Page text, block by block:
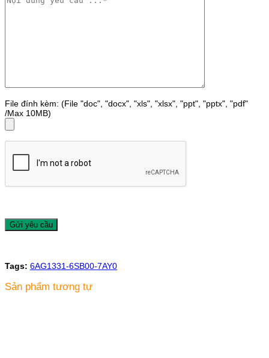
File đính kèm: (File "doc", "docx", "xls", "xlsx", "ppt", "pptx", "pdf"
/Max 10MB)
Tags: 6AG1331-6SB00-7AY0
Sản phẩm tương tự